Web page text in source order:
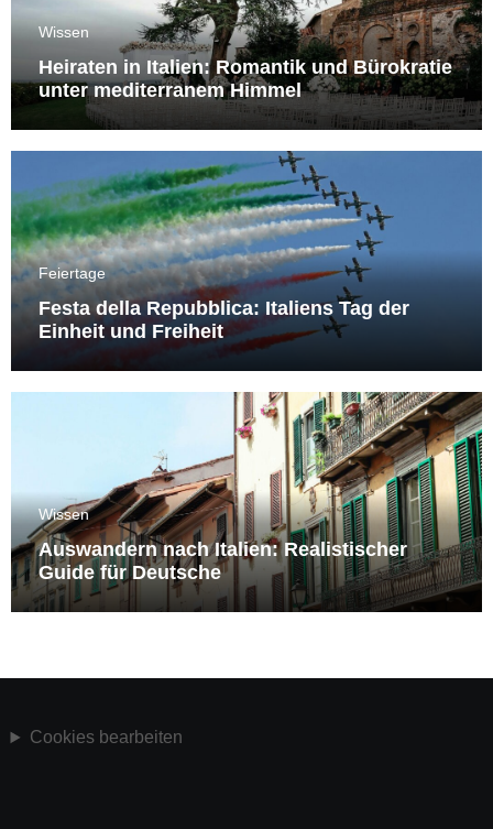
Wissen
Heiraten in Italien: Romantik und Bürokratie
unter mediterranem Himmel
Feiertage
Festa della Repubblica: Italiens Tag der
Einheit und Freiheit
Wissen
Auswandern nach Italien: Realistischer
Guide für Deutsche
Cookies bearbeiten